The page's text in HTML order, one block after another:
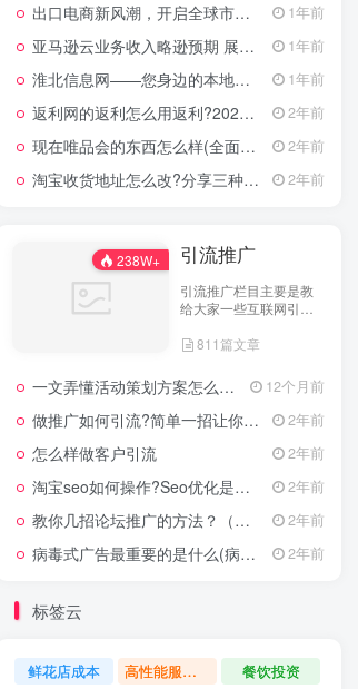
宠物店主要靠什么盈利（宠物行业的商业模式） 一个新手怎么开玩具店?开玩具店的经验和技巧
出口电商新风潮，开启全球市场的数字化之门 1年前
亚马逊云业务收入略逊预期 展望未来创新潜力依然可期 1年前
淮北信息网——您身边的本地生活服务平台 1年前
返利网的返利怎么用返利?2024年网购返利教程 2年前
现在唯品会的东西怎么样(全面评测其产品质量) 2年前
淘宝收货地址怎么改?分享三种最常见的修改方式 2年前
238W+ 引流推广
引流推广栏目主要是教
给大家一些互联网引流
业的引流技术和推广技
在犯难！
811篇文章
一文弄懂活动策划方案怎么写，2025年最新超全干货来了！ 12个月前
做推广如何引流?简单一招让你流量爆增 2年前
怎么样做客户引流 2年前
淘宝seo如何操作?Seo优化是什么意思? 2年前
教你几招论坛推广的方法？（具体论坛推广的步骤） 2年前
病毒式广告最重要的是什么(病毒式广告的创意策略) 2年前
标签云
鲜花店成本 高性能服务器配置教程
餐饮投资